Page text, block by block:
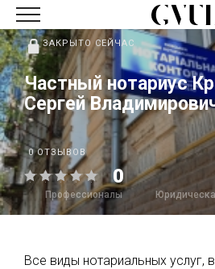
ЗАКРЫТО СЕЙЧАС
Частный нотариус
Сергей
0 ОТЗЫВОВ
0
Профессионалы
Все виды нотариальных услуг,